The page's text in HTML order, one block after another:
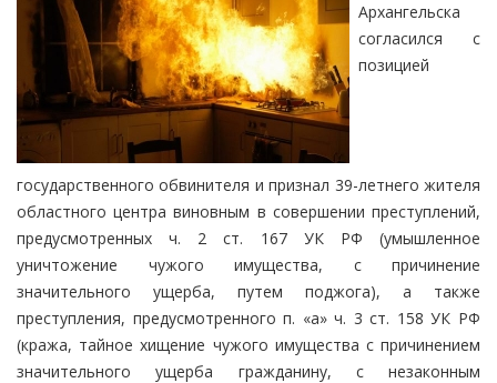
Архангельска
согласился с
позицией
государственного обвинителя и признал 39-летнего жителя
областного центра виновным в совершении преступлений,
предусмотренных ч. 2 ст. 167 УК РФ (умышленное
уничтожение чужого имущества, с причинение
значительного ущерба, путем поджога), а также
преступления, предусмотренного п. «а» ч. 3 ст. 158 УК РФ
(кража, тайное хищение чужого имущества с причинением
значительного ущерба гражданину, с незаконным